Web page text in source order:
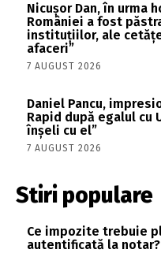
Nicușor Dan, în urma
României a fost
instituțiilor, ale
afaceri”
7 AUGUST 2026
Daniel Pancu,
Rapid după egalul cu
înșeli cu el”
7 AUGUST 2026
Stiri populare
Ce impozite trebuie
autentificată la notar?